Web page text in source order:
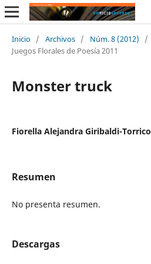
Inicio / Archivos / Núm. 8 (2012)
/
Juegos Florales de Poesía 2011
Monster truck
Fiorella Alejandra Giribaldi-Torrico
Resumen
No presenta resumen.
Descargas